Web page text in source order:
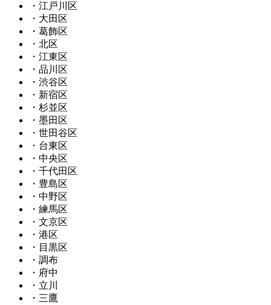
・江戸川区
・大田区
・葛飾区
・北区
・江東区
・品川区
・渋谷区
・新宿区
・杉並区
・墨田区
・世田谷区
・台東区
・中央区
・千代田区
・豊島区
・中野区
・練馬区
・文京区
・港区
・目黒区
・調布
・府中
・立川
・三鷹